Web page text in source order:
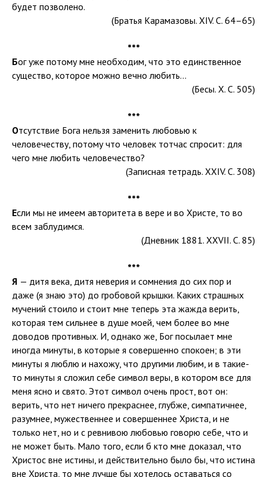
будет позволено.
(Братья Карамазовы. XIV. С. 64–65)
***
Бог уже потому мне необходим, что это единственное
существо, которое можно вечно любить…
(Бесы. X. С. 505)
***
Отсутствие Бога нельзя заменить любовью к
человечеству, потому что человек тотчас спросит: для
чего мне любить человечество?
(Записная тетрадь. XXIV. С. 308)
***
Если мы не имеем авторитета в вере и во Христе, то во
всем заблудимся.
(Дневник 1881. XXVII. С. 85)
***
Я — дитя века, дитя неверия и сомнения до сих пор и
даже (я знаю это) до гробовой крышки. Каких страшных
мучений стоило и стоит мне теперь эта жажда верить,
которая тем сильнее в душе моей, чем более во мне
доводов противных. И, однако же, Бог посылает мне
иногда минуты, в которые я совершенно спокоен; в эти
минуты я люблю и нахожу, что другими любим, и в такие-
то минуты я сложил себе символ веры, в котором все для
меня ясно и свято. Этот символ очень прост, вот он:
верить, что нет ничего прекраснее, глубже, симпатичнее,
разумнее, мужественнее и совершеннее Христа, и не
только нет, но и с ревнивою любовью говорю себе, что и
не может быть. Мало того, если б кто мне доказал, что
Христос вне истины, и действительно было бы, что истина
вне Христа, то мне лучше бы хотелось оставаться со